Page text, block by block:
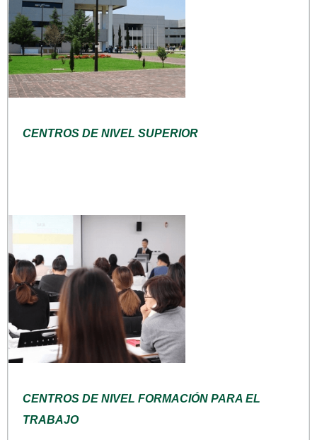
CENTROS DE NIVEL SUPERIOR
CENTROS DE NIVEL FORMACIÓN PARA EL
TRABAJO